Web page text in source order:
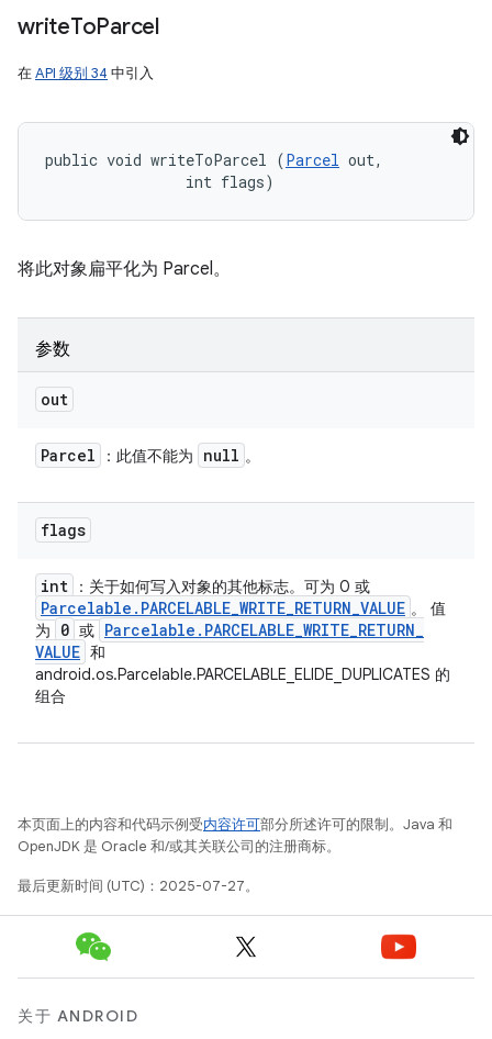
writeToParcel
在API 级别 34 中引入
public void writeToParcel (Parcel out,
                int flags)
将此对象扁平化为 Parcel。
参数
out
Parcel ：此值不能为 null 。
flags
int ：关于如何写入对象的其他标志。可为 0 或
Parcelable . PARCELABLE_WRITE_RETURN_VALUE 。 值
为
0 或 Parcelable . PARCELABLE_WRITE_RETURN_
VALUE 和
android.os.Parcelable.PARCELABLE_ELIDE_DUPLICATES 的
组合
本页面上的内容和代码示例受内容许可部分所述许可的限制。Java 和
OpenJDK 是 Oracle 和/或其关联公司的注册商标。
最后更新时间 (UTC)：2025-07-27。
关于 ANDROID